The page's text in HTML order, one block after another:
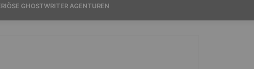
GHOSTWRITER AGENTUREN